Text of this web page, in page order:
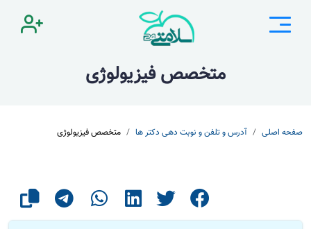
متخصص فیزیولوژی
صفحه اصلی آدرس و تلفن و نوبت دهی دکتر ها متخصص فیزیولوژی